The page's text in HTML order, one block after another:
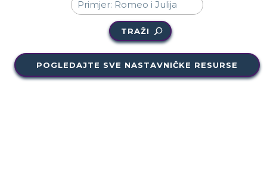
TRAŽI
POGLEDAJTE SVE NASTAVNIČKE RESURSE